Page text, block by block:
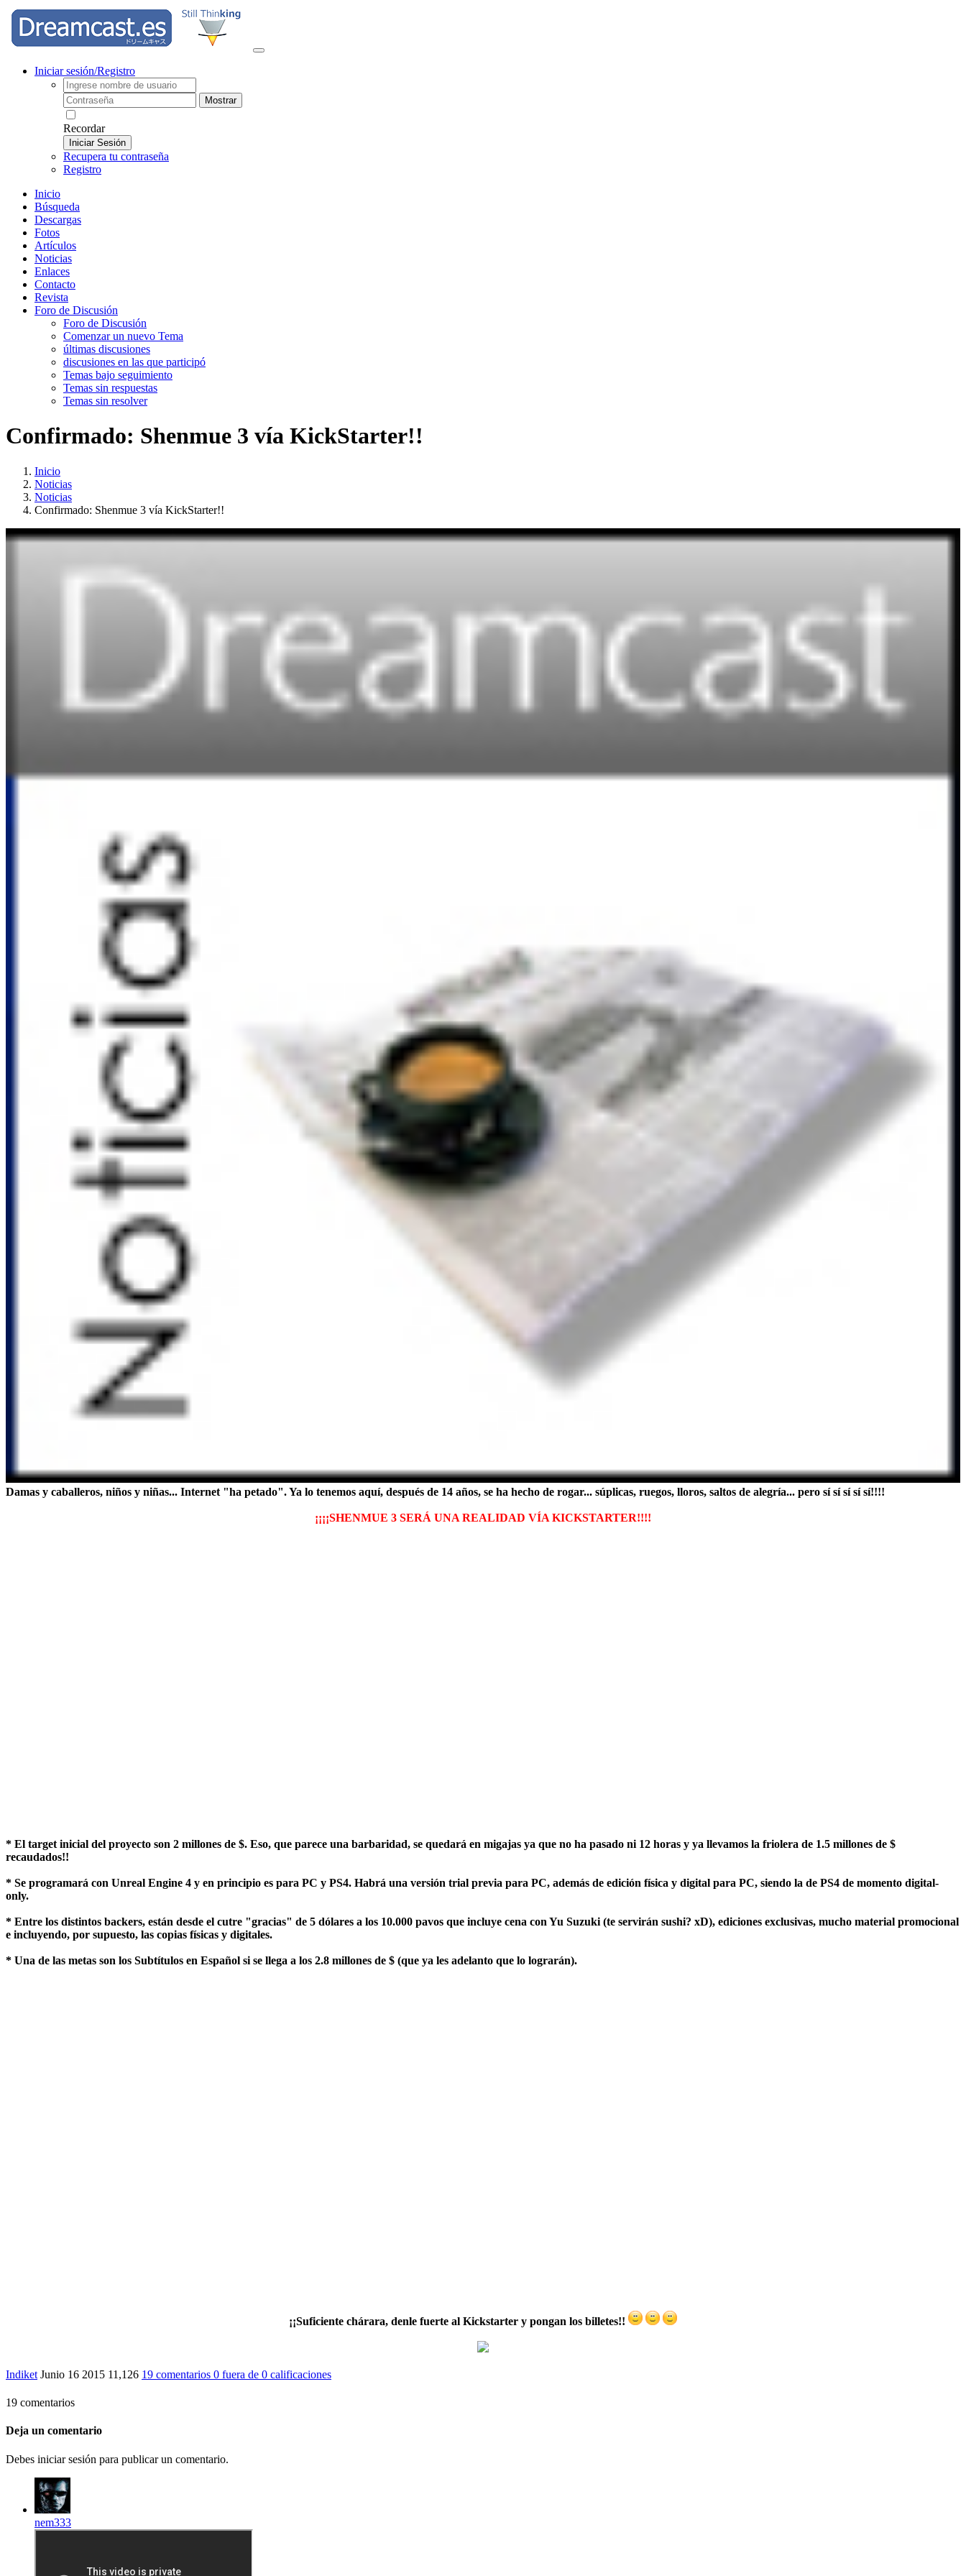
Iniciar sesión/Registro
Mostrar
Recordar
Iniciar Sesión
Recupera tu contraseña
Registro
Inicio
Búsqueda
Descargas
Fotos
Artículos
Noticias
Enlaces
Contacto
Revista
Foro de Discusión
Foro de Discusión
Comenzar un nuevo Tema
últimas discusiones
discusiones en las que participó
Temas bajo seguimiento
Temas sin respuestas
Temas sin resolver
Confirmado: Shenmue 3 vía KickStarter!!
Inicio
Noticias
Noticias
Confirmado: Shenmue 3 vía KickStarter!!
Damas y caballeros, niños y niñas... Internet "ha petado". Ya lo tenemos aquí, después de 14 años, se ha hecho de rogar... súplicas, ruegos, lloros, saltos de alegría... pero sí sí sí sí sí!!!!
¡¡¡¡SHENMUE 3 SERÁ UNA REALIDAD VÍA KICKSTARTER!!!!
* El target inicial del proyecto son 2 millones de $. Eso, que parece una barbaridad, se quedará en migajas ya que no ha pasado ni 12 horas y ya llevamos la friolera de 1.5 millones de $
recaudados!!
* Se programará con Unreal Engine 4 y en principio es para PC y PS4. Habrá una versión trial previa para PC, además de edición física y digital para PC, siendo la de PS4 de momento digital-
only.
* Entre los distintos backers, están desde el cutre "gracias" de 5 dólares a los 10.000 pavos que incluye cena con Yu Suzuki (te servirán sushi? xD), ediciones exclusivas, mucho material promocional
e incluyendo, por supuesto, las copias físicas y digitales.
* Una de las metas son los Subtítulos en Español si se llega a los 2.8 millones de $ (que ya les adelanto que lo lograrán).
¡¡Suficiente chárara, denle fuerte al Kickstarter y pongan los billetes!!
Indiket Junio 16 2015 11,126 19 comentarios 0 fuera de 0 calificaciones
19 comentarios
Deja un comentario
Debes iniciar sesión para publicar un comentario.
nem333